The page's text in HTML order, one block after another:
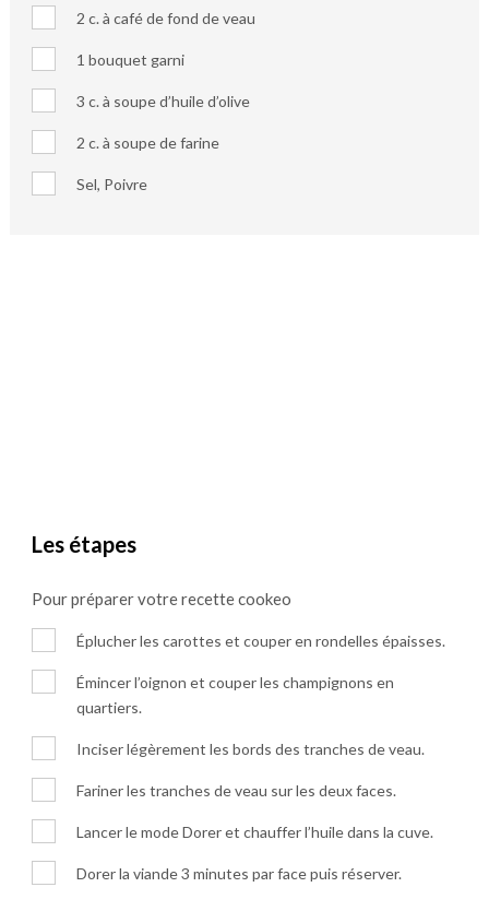
2 c. à café de fond de veau
1 bouquet garni
3 c. à soupe d’huile d’olive
2 c. à soupe de farine
Sel, Poivre
Les étapes
Pour préparer votre recette cookeo
Éplucher les carottes et couper en rondelles épaisses.
Émincer l’oignon et couper les champignons en
quartiers.
Inciser légèrement les bords des tranches de veau.
Fariner les tranches de veau sur les deux faces.
Lancer le mode Dorer et chauffer l’huile dans la cuve.
Dorer la viande 3 minutes par face puis réserver.